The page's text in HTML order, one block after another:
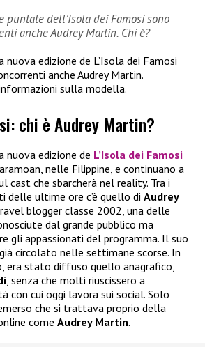
puntate dell’Isola dei Famosi sono
anche Audrey Martin. Chi è?
edizione de L’Isola dei Famosi
anche Audrey Martin.
sulla modella.
chi è Audrey Martin?
nuova edizione de L’Isola dei Famosi
nelle Filippine, e continuano a
cast che sbarcherà nel reality. Tra i
delle ultime ore c’è quello di Audrey
blogger classe 2002, una delle
dal grande pubblico ma
gli appassionati del programma. Il suo
circolato nelle settimane scorse. In
era stato diffuso quello anagrafico,
, senza che molti riuscissero a
con cui oggi lavora sui social. Solo
che si trattava proprio della
come Audrey Martin.